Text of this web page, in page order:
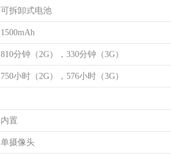
可拆卸式电池
1500mAh
810分钟（2G），330分钟（3G）
750小时（2G），576小时（3G）
内置
单摄像头